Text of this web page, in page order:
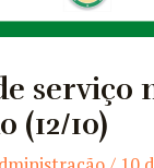
serviço
(12/10)